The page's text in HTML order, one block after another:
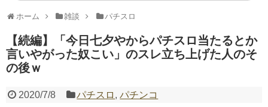
いヤバいか教えて？...
Powered by livedoor 相互RSS
ホーム 雑談 パチスロ
【続編】「今日七夕やからパチスロ当たるとか
言いやがった奴こい」のスレ立ち上げた人のそ
の後ｗ
2020/7/8 パチスロ ,パチンコ